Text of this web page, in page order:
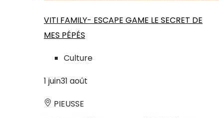
VITI FAMILY- ESCAPE GAME LE SECRET DE
MES PÉPÉS
Culture
1 juin31 août
PIEUSSE